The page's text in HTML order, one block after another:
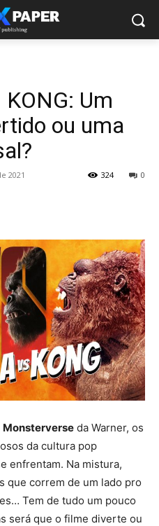
Um
ou uma
2021 0
324
Monsterverse da Warner, os
da cultura pop
enfrentam. Na mistura,
que correm de um lado pro
Tem de tudo um pouco
será que o filme diverte ou